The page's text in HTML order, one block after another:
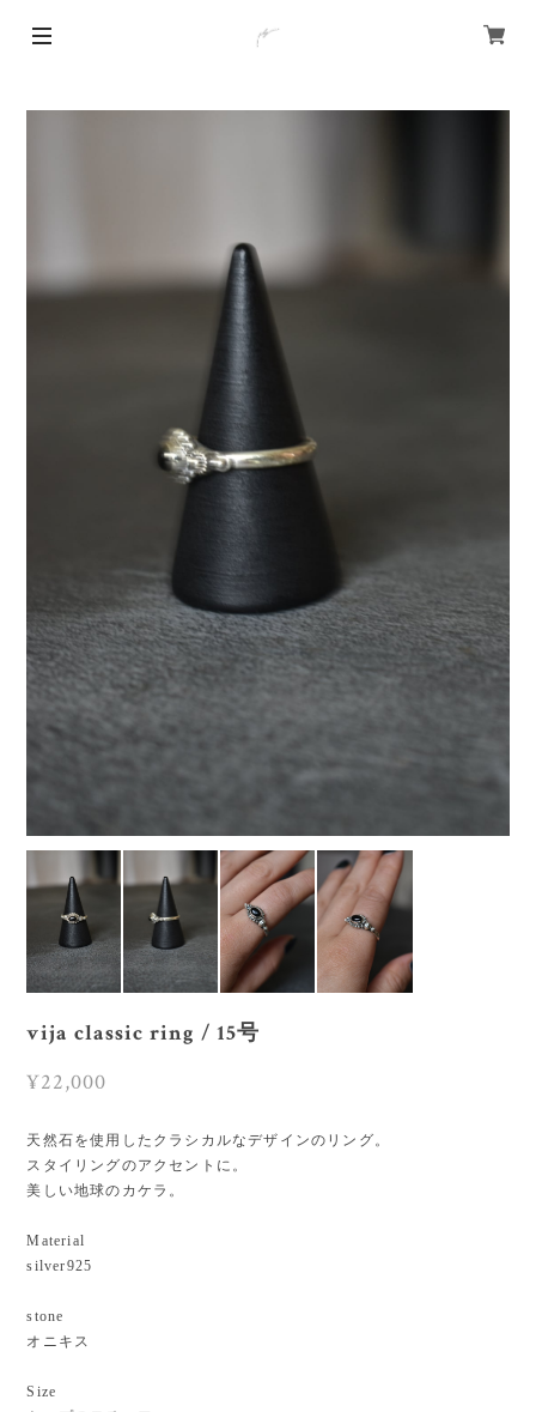
vija classic ring / 15号
¥22,000
天然石を使用したクラシカルなデザインのリング。
スタイリングのアクセントに。
美しい地球のカケラ。
Material
silver925
stone
オニキス
Size